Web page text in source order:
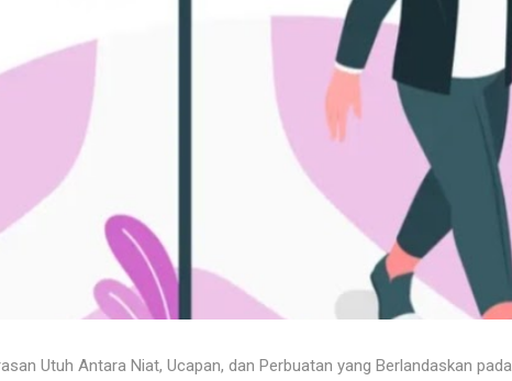
Utuh Antara Niat, Ucapan, dan Perbuatan yang Berlandaskan